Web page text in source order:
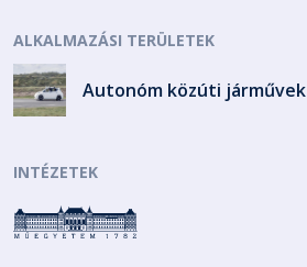
ALKALMAZÁSI TERÜLETEK
Autonóm közúti járművek
INTÉZETEK